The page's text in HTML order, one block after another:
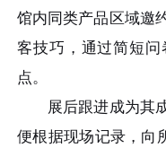
馆内同类产品区域邀
客技巧，通过简短
点。
展后跟进成为其成
便根据现场记录，向